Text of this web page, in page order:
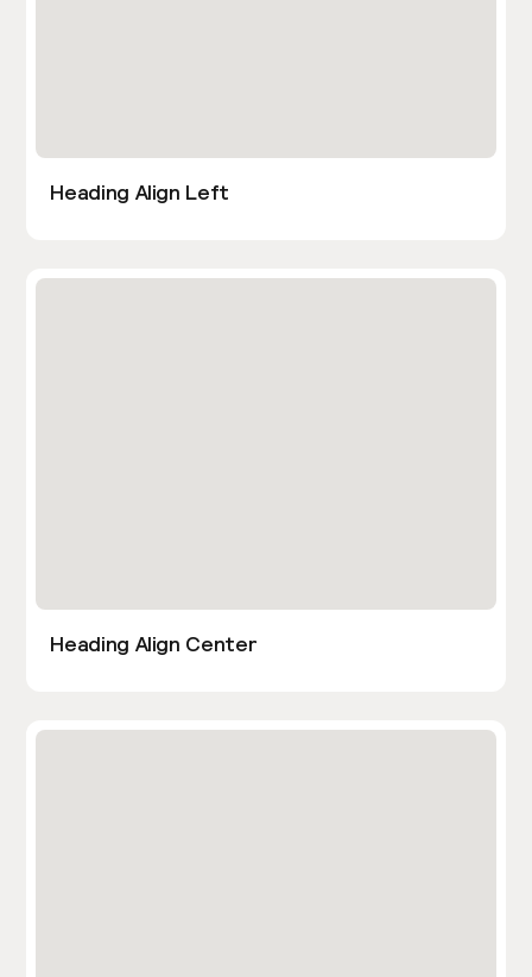
Heading Align Left
Heading Align Center